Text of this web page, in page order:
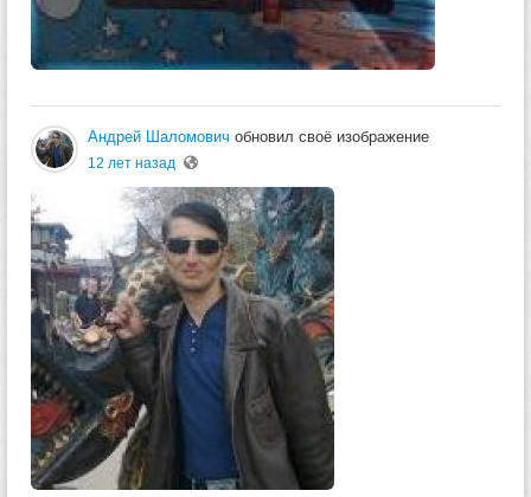
Андрей Шаломович обновил своё изображение
12 лет назад